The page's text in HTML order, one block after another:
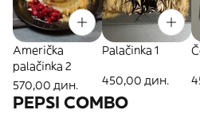
Američka
palačinka 2
570,00 дин.
Palačinka 1
450,00 дин.
PEPSI COMBO